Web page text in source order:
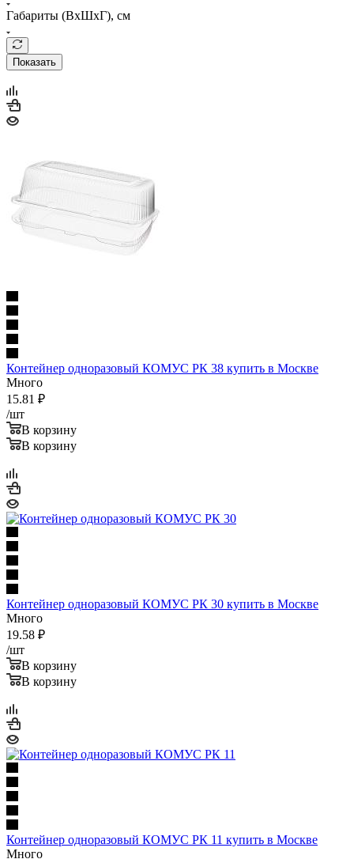
Габариты (ВхШхГ), см
Показать
Контейнер одноразовый КОМУС РК 38 купить в Москве
Много
15.81 ₽
/шт
В корзину
В корзину
Контейнер одноразовый КОМУС РК 30 купить в Москве
Много
19.58 ₽
/шт
В корзину
В корзину
Контейнер одноразовый КОМУС РК 11 купить в Москве
Много